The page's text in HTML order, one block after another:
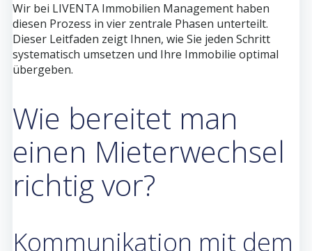
Wir bei LIVENTA Immobilien Management haben
diesen Prozess in vier zentrale Phasen unterteilt.
Dieser Leitfaden zeigt Ihnen, wie Sie jeden Schritt
systematisch umsetzen und Ihre Immobilie optimal
übergeben.
Wie bereitet man
einen Mieterwechsel
richtig vor?
Kommunikation mit dem